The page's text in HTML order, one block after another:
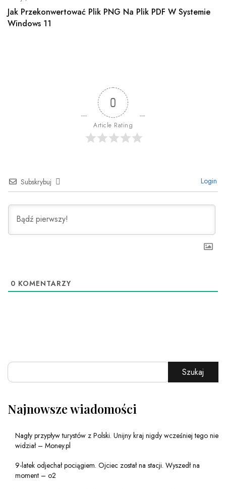
Jak Przekonwertować Plik PNG Na Plik PDF W Systemie
Windows 11
0
Article Rating
Subskrybuj Login
0 KOMENTARZY
Szukaj
Najnowsze wiadomości
Nagły przypływ turystów z Polski. Unijny kraj nigdy wcześniej tego nie
widział – Money.pl
9-latek odjechał pociągiem. Ojciec został na stacji. Wyszedł na
moment – o2